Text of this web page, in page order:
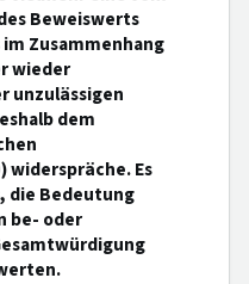
Beweiswerts
Zusammenhang
wieder
unzulässigen
dem
widerspräche. Es
die Bedeutung
be- oder